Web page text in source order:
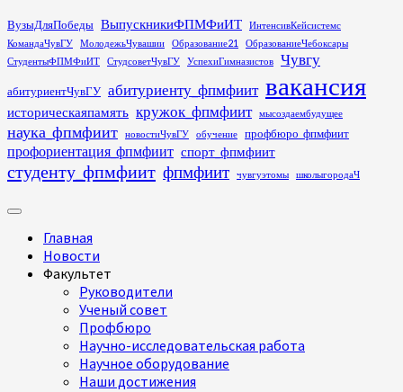
Перейти
к
содержимому
ВузыДляПобеды ВыпускникиФПМФиИТ
ИнтенсивКейсистемс
КомандаЧувГУ
МолодежьЧувашии Образование21
ОбразованиеЧебоксары
СтудентыФПМФиИТ
СтудсоветЧувГУ УспехиГимназистов Чувгу
абитуриентЧувГУ абитуриенту_фпмфиит вакансия
историческаяпамять кружок_фпмфиит мысоздаембудущее
наука_фпмфиит новостиЧувГУ обучение профбюро_фпмфиит
профориентация_фпмфиит спорт_фпмфиит
студенту_фпмфиит фпмфиит чувгуэтомы школыгородаЧ
Основное
Главная
Новости
Факультет
Руководители
Ученый совет
Профбюро
Научно-исследовательская работа
Научное оборудование
Наши достижения